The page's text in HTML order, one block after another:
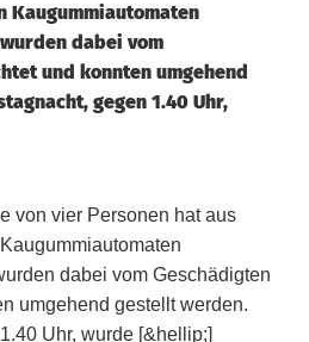
Kaugummiautomaten
dabei vom
und konnten umgehend
gegen 1.40 Uhr,